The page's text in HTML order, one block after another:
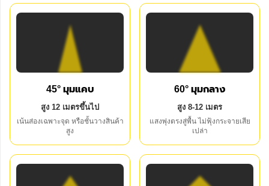
45° มุมแคบ
สูง 12 เมตรขึ้นไป
เน้นส่องเฉพาะจุด หรือชั้นวางสินค้า
สูง
60° มุมกลาง
สูง 8-12 เมตร
แสงพุ่งตรงสู่พื้น ไม่ฟุ้งกระจายเสีย
เปล่า